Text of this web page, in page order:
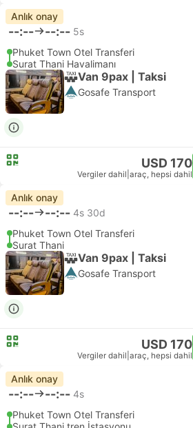
Anlık onay
--:-- --:-- 5s
Phuket Town Otel Transferi
Surat Thani Havalimanı
Van 9pax | Taksi
Gosafe Transport
USD 170
Vergiler dahil araç, hepsi dahil
Anlık onay
--:-- --:-- 4s 30d
Phuket Town Otel Transferi
Surat Thani
Van 9pax | Taksi
Gosafe Transport
USD 170
Vergiler dahil araç, hepsi dahil
Anlık onay
--:-- --:-- 4s
Phuket Town Otel Transferi